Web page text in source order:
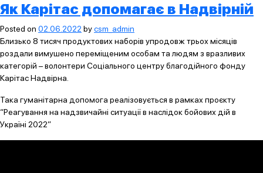
Як Карітас допомагає в Надвірній
Posted on 02.06.2022 bycsm_admin
Близько 8 тисяч продуктових наборів упродовж трьох місяців
роздали вимушено переміщеним особам та людям з вразливих
категорій – волонтери Соціального центру благодійного фонду
Карітас Надвірна.
Така гуманітарна допомога реалізовується в рамках проєкту
“Реагування на надзвичайні ситуації в наслідок бойових дій в
Україні 2022”